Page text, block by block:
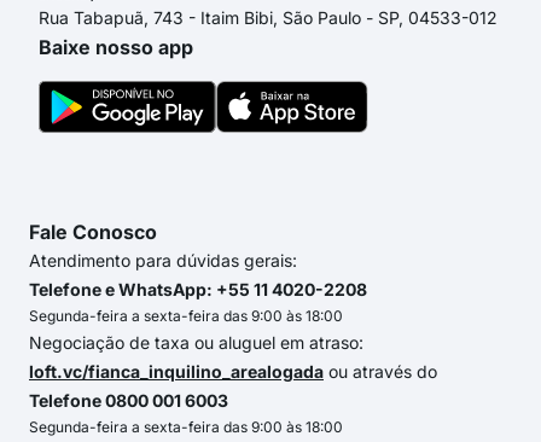
Rua Tabapuã, 743 - Itaim Bibi, São Paulo - SP, 04533-012
Baixe nosso app
Fale Conosco
Atendimento para dúvidas gerais:
Telefone e WhatsApp: +55 11 4020-2208
Segunda-feira a sexta-feira das 9:00 às 18:00
Negociação de taxa ou aluguel em atraso:
loft.vc/fianca_inquilino_arealogada ou através do
Telefone 0800 001 6003
Segunda-feira a sexta-feira das 9:00 às 18:00